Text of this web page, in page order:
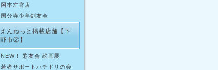
岡本左官店
国分寺少年剣友会
えんねっと掲載店舗【下
野市②】
NEW！ 彩友会 絵画展
若者サポートハチドリの会